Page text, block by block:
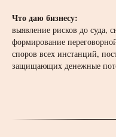
Что даю бизнесу:
выявление рисков до суда,
формирование
споров всех инстанций,
защищающих денежные